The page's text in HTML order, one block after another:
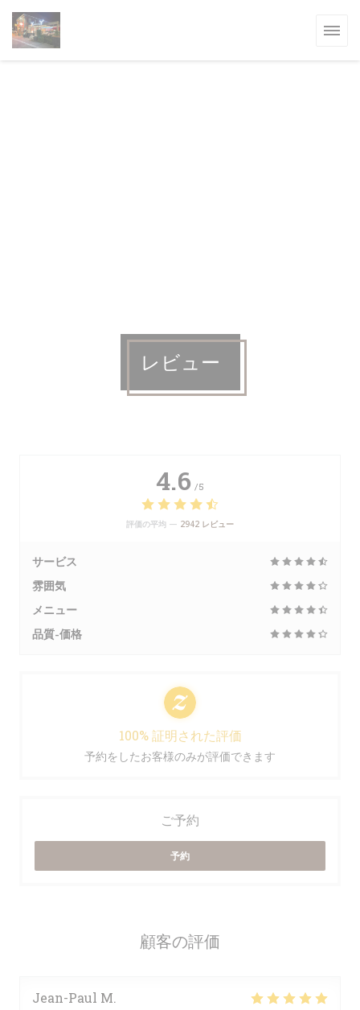
レビュー
顧客の評価
Jean-Paul M
4.6 /5
評価の平均 — 2942 レビュー
サービス
雰囲気
メニュー
品質-価格
100% 証明された評価
予約をしたお客様のみが評価できます
ご予約
予約